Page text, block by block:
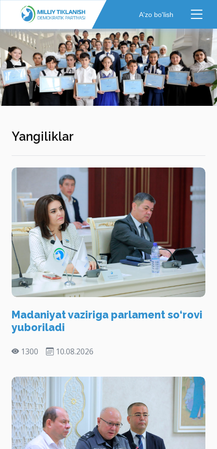
A'zo bo'lish
Previous Next
Yangiliklar
Madaniyat vaziriga parlament so‘rovi
yuboriladi
1300 10.08.2026